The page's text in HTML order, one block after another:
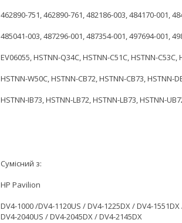
462890-751, 462890-761, 482186-003, 484170-001,
485041-003, 487296-001, 487354-001, 497694-001,
EV06055, HSTNN-Q34C, HSTNN-C51C, HSTNN-C53C,
HSTNN-W50C, HSTNN-CB72, HSTNN-CB73, HSTNN-
HSTNN-IB73, HSTNN-LB72, HSTNN-LB73, HSTNN-
Сумісний з:
HP Pavilion
DV4-1000 /DV4-1120US / DV4-1225DX / DV4-
DV4-2040US / DV4-2045DX / DV4-2145DX